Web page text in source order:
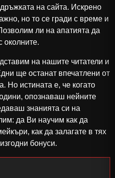
на сайта. Искрено
но то се гради с време и
ли на апатията да
околните.
на нашите читатели и
ще останат впечатлени от
Но истината е, че когато
опознаваш нейните
знанията си на
: да Ви научим как да
как да залагате в тях
бонуси.